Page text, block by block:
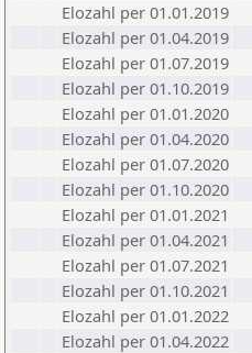
Elozahl per 01.01.2019
Elozahl per 01.04.2019
Elozahl per 01.07.2019
Elozahl per 01.10.2019
Elozahl per 01.01.2020
Elozahl per 01.04.2020
Elozahl per 01.07.2020
Elozahl per 01.10.2020
Elozahl per 01.01.2021
Elozahl per 01.04.2021
Elozahl per 01.07.2021
Elozahl per 01.10.2021
Elozahl per 01.01.2022
Elozahl per 01.04.2022